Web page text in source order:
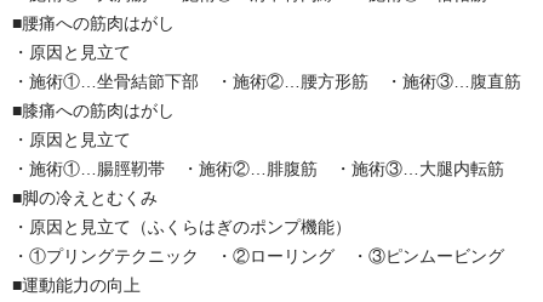
■腰痛への筋肉はがし
・原因と見立て
・施術①…坐骨結節下部 ・施術②…腰方形筋 ・施術③…腹直筋
■膝痛への筋肉はがし
・原因と見立て
・施術①…腸脛靭帯 ・施術②…腓腹筋 ・施術③…大腿内転筋
■脚の冷えとむくみ
・原因と見立て（ふくらはぎのポンプ機能）
・①プリングテクニック ・②ローリング ・③ピンムービング
■運動能力の向上